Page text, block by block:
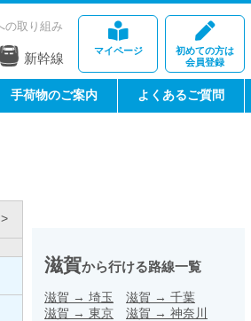
マイページ
初めての方は
会員登録
の取り組み
新幹線
手荷物のご案内 よくあるご質問
滋賀から行ける路線一覧
滋賀 → 埼玉 滋賀 → 千葉
滋賀 → 東京 滋賀 → 神奈川